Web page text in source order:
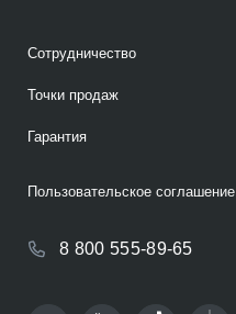
Сотрудничество
Точки продаж
Гарантия
8 800 555-89-65
Пользовательское соглашение